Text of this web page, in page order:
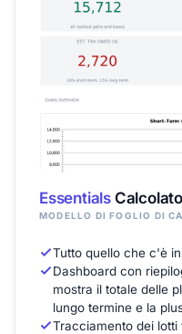
Essentials
MODELLO DI FOGLIO DI
Tutto quello che c'è
Dashboard con
mostra il totale delle
lungo termine e la
Tracciamento dei